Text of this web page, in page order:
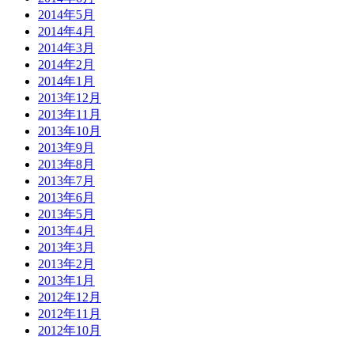
2014年5月
2014年4月
2014年3月
2014年2月
2014年1月
2013年12月
2013年11月
2013年10月
2013年9月
2013年8月
2013年7月
2013年6月
2013年5月
2013年4月
2013年3月
2013年2月
2013年1月
2012年12月
2012年11月
2012年10月